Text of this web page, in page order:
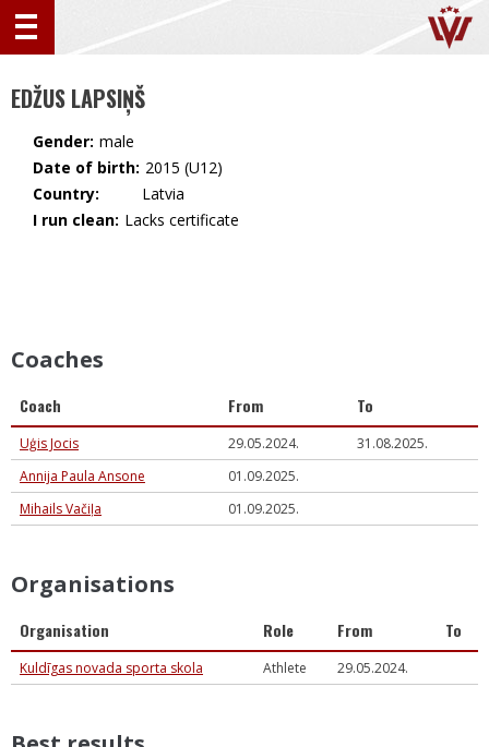
EDŽUS LAPSIŅŠ
Gender: male
Date of birth: 2015 (U12)
Country:
🇱🇻 Latvia
I run clean: Lacks certificate
Coaches
Coach From To
Uģis Jocis 29.05.2024.
31.08.2025.
Annija Paula Ansone
01.09.2025.
Mihails Vačiļa
01.09.2025.
Organisations
Organisation Role From To
Kuldīgas novada sporta skola Athlete 29.05.2024.